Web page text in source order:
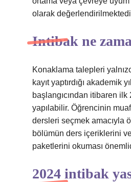
olarak
Intibak ne
Konaklama talepleri
kayıt yaptırdığı akademik
başlangıcından itibaren
yapılabilir. Öğrencinin
dersleri seçmek amacıyla
bölümün ders içeriklerini
paketlerini okuması
2024 intibak